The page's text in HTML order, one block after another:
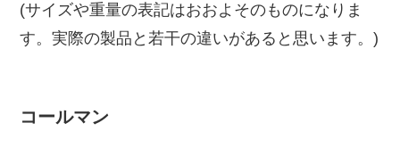
(サイズや重量の表記はおおよそのものになりま
す。実際の製品と若干の違いがあると思います。)
コールマン